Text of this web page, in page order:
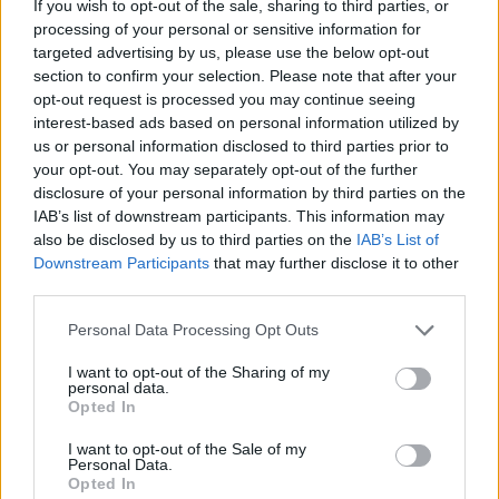
If you wish to opt-out of the sale, sharing to third parties, or
processing of your personal or sensitive information for
targeted advertising by us, please use the below opt-out
section to confirm your selection. Please note that after your
opt-out request is processed you may continue seeing
interest-based ads based on personal information utilized by
us or personal information disclosed to third parties prior to
your opt-out. You may separately opt-out of the further
disclosure of your personal information by third parties on the
IAB’s list of downstream participants. This information may
also be disclosed by us to third parties on the IAB’s List of
Downstream Participants that may further disclose it to other
Personal Data Processing Opt Outs
I want to opt-out of the Sharing of my
personal data.
Opted In
I want to opt-out of the Sale of my
Personal Data.
Opted In
Senaste inlägget av turboblondie tisdag 14:22i
Bilvård och
biltvätt
VW LT35 -04 2.5 TDI dör sporadiskt under
körning, startar direkt efter nyckelcykel.
Delar bytta utan resultat.
Senaste inlägget avJesper328 tisdag 12:52iGenerell
felsökning
Insignia 2018 - Tänkte byta
centerhögtalaren med blir lite
konfunderad över kopplingarna.
Här diskuterar vi Biltemas varor! Allt om
Biltema!
Senaste inlägget avd-b måndag 21:15
Senaste projektinläggen
Vw 1956 oval prosjekt